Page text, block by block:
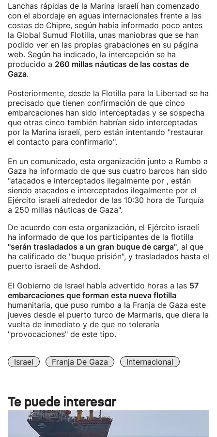
Lanchas rápidas de la Marina israelí han comenzado
con el abordaje en aguas internacionales frente a las
costas de Chipre, según había informado poco antes
la Global Sumud Flotilla, unas maniobras que se han
podido ver en las propias grabaciones en su página
web. Según ha indicado, la intercepción se ha
producido a 260 millas náuticas de las costas de
Gaza.
Posteriormente, desde la Flotilla para la Libertad se ha
precisado que tienen confirmación de que cinco
embarcaciones han sido interceptadas y se sospecha
que otras cinco también habrían sido interceptadas
por la Marina israelí, pero están intentando "restaurar
el contacto para confirmarlo".
En un comunicado, esta organización junto a Rumbo a
Gaza ha informado de que sus cuatro barcos han sido
"atacados e interceptados ilegalmente por , están
siendo atacados e interceptados ilegalmente por el
Ejército israelí alrededor de las 10:30 hora de Turquía
a 250 millas náuticas de Gaza".
De acuerdo con esta organización, el Ejército israelí
ha informado de que los participantes de la flotilla
"serán trasladados a un gran buque de carga", al que
ha calificado de "buque prisión", y trasladados hasta el
puerto israelí de Ashdod.
El Gobierno de Israel había advertido horas a las 57
embarcaciones que forman esta nueva flotilla
humanitaria, que puso rumbo a la Franja de Gaza este
jueves desde el puerto turco de Marmaris, que diera la
vuelta de inmediato y de que no toleraría
"provocaciones" de este tipo.
Israel Franja De Gaza Internacional
Te puede interesar